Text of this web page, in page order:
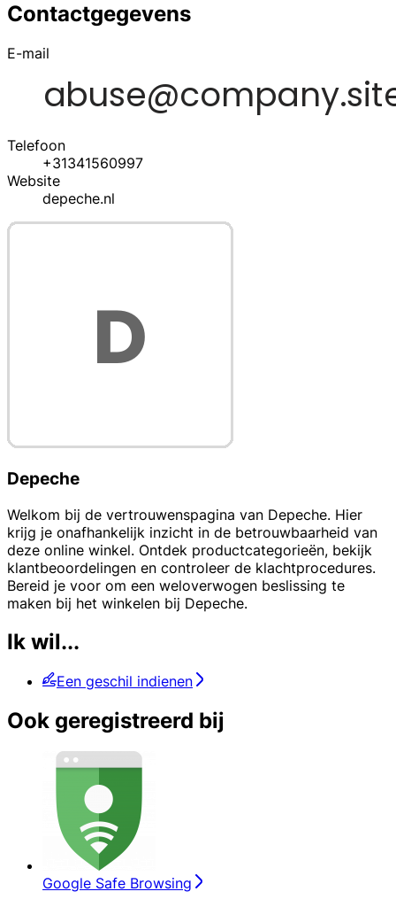
Contactgegevens
E-mail
Telefoon
+31341560997
Website
depeche.nl
Depeche
Welkom bij de vertrouwenspagina van Depeche. Hier
krijg je onafhankelijk inzicht in de betrouwbaarheid van
deze online winkel. Ontdek productcategorieën, bekijk
klantbeoordelingen en controleer de klachtprocedures.
Bereid je voor om een weloverwogen beslissing te
maken bij het winkelen bij Depeche.
Ik wil...
Een geschil indienen
Ook geregistreerd bij
Google Safe Browsing